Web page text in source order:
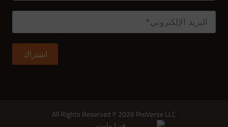
اشتراك
All Rights Reserved © 2026 ProVerse LLC